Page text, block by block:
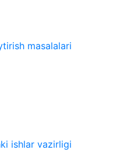
masalalari
ishlar vazirligi